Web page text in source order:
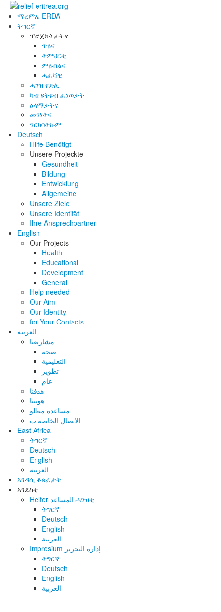
ማረምኤ ERDA
ትግርኛ
ፕሮጀክትታትና
ጥዕና
ትምህርቲ
ምዕብልና
ሓፈሻዊ
ሓገዝ የድሊ
ካብ ዩትዩብ ፈነወታት
ዕላማታትና
መንነትና
ንርክባትኩም
Deutsch
Hilfe Benötigt
Unsere Projeckte
Gesundheit
Bildung
Entwicklung
Allgemeine
Unsere Ziele
Unsere Identität
Ihre Ansprechpartner
English
Our Projects
Health
Educational
Development
General
Help needed
Our Aim
Our Identity
for Your Contacts
العربية
مشاريعنا
صحة
التعليمية
تطوير
عام
هدفنا
هويتنا
مساعدة مطلو
الاتصال الخاصة ب
East Africa
ትግርኛ
Deutsch
English
العربية
ኣገዳሲ ቆጸራታት
ኣገደስቲ
Helfer المساعد ሓገዝቲ
ትግርኛ
Deutsch
English
العربية
Impresium إدارة التحرير
ትግርኛ
Deutsch
English
العربية
- - - - - - - - - - - - - - - - - - - - - - - -